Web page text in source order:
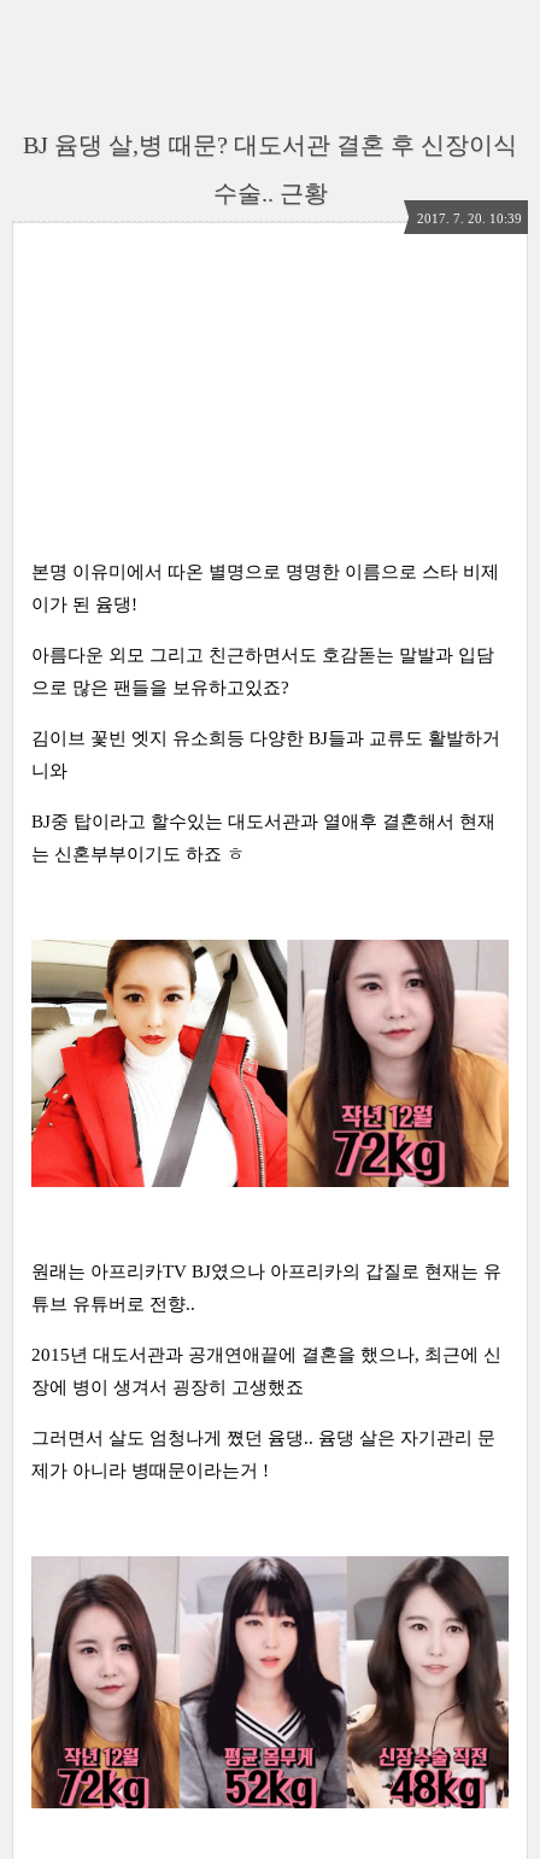
BJ 윰댕 살,병 때문? 대도서관 결혼 후 신장이식
수술.. 근황
2017. 7. 20. 10:39
본명 이유미에서 따온 별명으로 명명한 이름으로 스타 비제
이가 된 윰댕!
아름다운 외모 그리고 친근하면서도 호감돋는 말발과 입담
으로 많은 팬들을 보유하고있죠?
김이브 꽃빈 엣지 유소희등 다양한 BJ들과 교류도 활발하거
니와
BJ중 탑이라고 할수있는 대도서관과 열애후 결혼해서 현재
는 신혼부부이기도 하죠 ㅎ
원래는 아프리카TV BJ였으나 아프리카의 갑질로 현재는 유
튜브 유튜버로 전향..
2015년 대도서관과 공개연애끝에 결혼을 했으나, 최근에 신
장에 병이 생겨서 굉장히 고생했죠
그러면서 살도 엄청나게 쪘던 윰댕.. 윰댕 살은 자기관리 문
제가 아니라 병때문이라는거 !